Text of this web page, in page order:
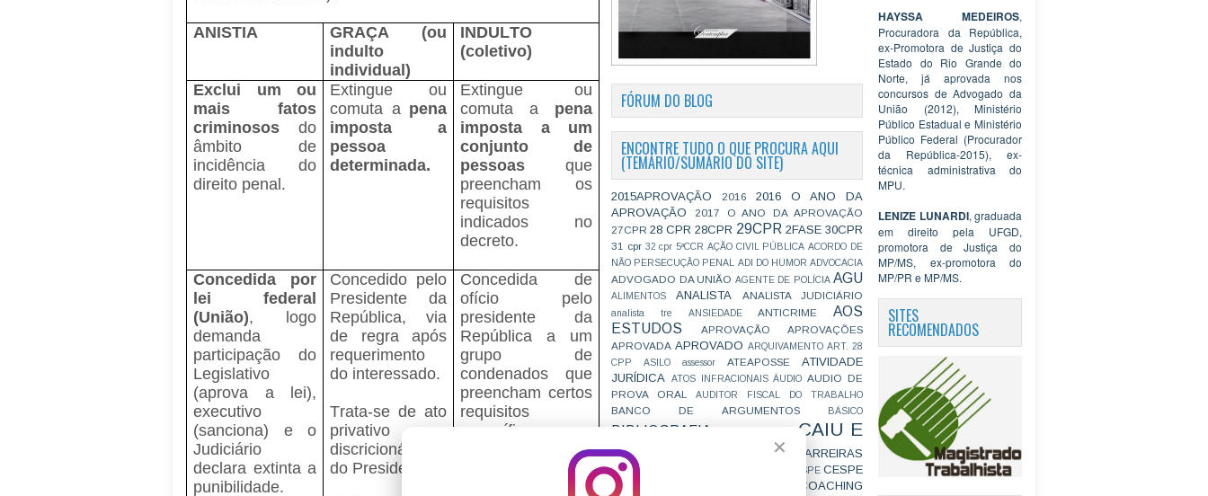
✕
ANISTIA
GRAÇA (ou
indulto
individual)
INDULTO
(coletivo)
Exclui um ou
mais fatos
criminosos do
âmbito de
incidência do
direito penal.
Extingue ou
comuta a pena
imposta a
pessoa
determinada.
Extingue ou
comuta a pena
imposta a um
conjunto de
pessoas que
preencham os
requisitos
indicados no
decreto.
Concedida por
lei federal
(União), logo
demanda
participação do
Legislativo
(aprova a lei),
executivo
(sanciona) e o
Judiciário
declara extinta a
punibilidade.
Concedido pelo
Presidente da
República, via
de regra após
requerimento
do interessado.
Trata-se de ato
privativo e
discricionário
do Presidente.
Concedida de
ofício pelo
presidente da
República a um
grupo de
condenados que
preencham certos
requisitos
específicos.
Trata-se de ato
privativo e
FÓRUM DO BLOG
ENCONTRE TUDO O QUE PROCURA AQUI
(TEMÁRIO/SUMÁRIO DO SITE)
2015APROVAÇÃO 2016
2016 O ANO DA
APROVAÇÃO
2017 O ANO DA APROVAÇÃO
27CPR 28 CPR 28CPR 29CPR 2FASE 30CPR
31 cpr 32 cpr 5ªCCR AÇÃO CIVIL PÚBLICA ACORDO DE
NÃO PERSECUÇÃO PENAL
ADI DO HUMOR ADVOCACIA
ADVOGADO DA UNIÃO AGENTE DE POLÍCIA AGU
ALIMENTOS ANALISTA ANALISTA JUDICIÁRIO
analista tre ANSIEDADE ANTICRIME
AOS
ESTUDOS
APROVAÇÃO
APROVAÇÕES
APROVADA APROVADO ARQUIVAMENTO ART. 28
CPP
ASILO assessor ATEAPOSSE
ATIVIDADE
JURÍDICA
ATOS INFRACIONAIS ÁUDIO AUDIO DE
PROVA ORAL
AUDITOR FISCAL DO TRABALHO
BANCO DE ARGUMENTOS BÁSICO
BIBLIOGRAFIA
CAIU E
VAI CAIR
CARREIRAS
CARREIRAS
JURÍDICAS
CEBRASPE CESPE
CF COACHING
HAYSSA MEDEIROS,
Procuradora da República,
ex-Promotora de Justiça do
Estado do Rio Grande do
Norte, já aprovada nos
concursos de Advogado da
União (2012), Ministério
Público Estadual e Ministério
Público Federal (Procurador
da República-2015), ex-
técnica administrativa do
MPU.
LENIZE LUNARDI, graduada
em direito pela UFGD,
promotora de Justiça do
MP/MS, ex-promotora do
MP/PR e MP/MS.
SITES
RECOMENDADOS